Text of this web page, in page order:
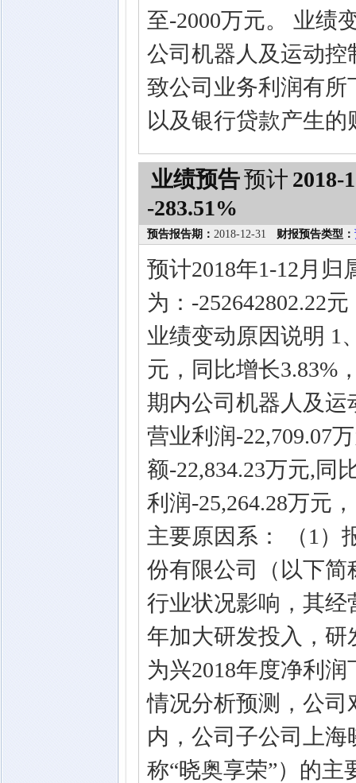
至-2000万元。 业绩
公司机器人及运动
致公司业务利润有所
以及银行贷款产生
业绩预告预计 2018-
-283.51%
预告报告期： 2018-12-31 财报预告类型：
预计2018年1-12月
为：-252642802.22
业绩变动原因说明 1
元，同比增长3.83%
期内公司机器人及
营业利润-22,709.07
额-22,834.23万元,同
利润-25,264.28万元
主要原因系： （1）
份有限公司（以下简
行业状况影响，其经
年加大研发投入，研
为兴2018年度净利
情况分析预测，公司
内，公司子公司上
称“晓奥享荣”）的